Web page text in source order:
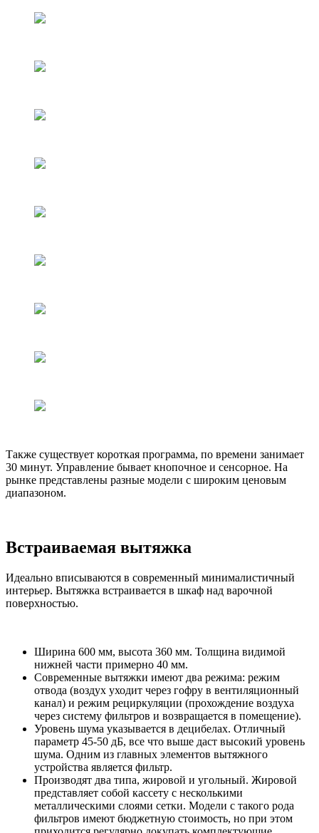
Также существует короткая программа, по времени занимает
30 минут. Управление бывает кнопочное и сенсорное. На
рынке представлены разные модели с широким ценовым
диапазоном.
Встраиваемая вытяжка
Идеально вписываются в современный минималистичный
интерьер. Вытяжка встраивается в шкаф над варочной
поверхностью.
Ширина 600 мм, высота 360 мм. Толщина видимой
нижней части примерно 40 мм.
Современные вытяжки имеют два режима: режим
отвода (воздух уходит через гофру в вентиляционный
канал) и режим рециркуляции (прохождение воздуха
через систему фильтров и возвращается в помещение).
Уровень шума указывается в децибелах. Отличный
параметр 45-50 дБ, все что выше даст высокий уровень
шума. Одним из главных элементов вытяжного
устройства является фильтр.
Производят два типа, жировой и угольный. Жировой
представляет собой кассету с несколькими
металлическими слоями сетки. Модели с такого рода
фильтров имеют бюджетную стоимость, но при этом